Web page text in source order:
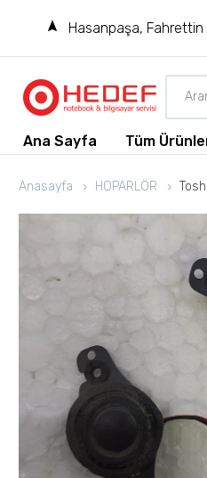
Hasanpaşa, Fahrettin
Ana Sayfa Tüm
Anasayfa HOPARLÖR